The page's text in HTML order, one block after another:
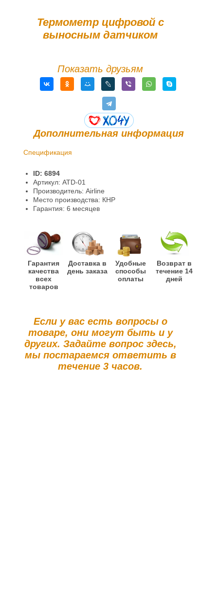
Термометр цифровой с
выносным датчиком
Показать друзьям
Дополнительная информация
Спецификация
Гарантии и возврат
ID: 6894
Артикул: ATD-01
Производитель: Airline
Место производства: КНР
Гарантия: 6 месяцев
Гарантия
качества
всех
товаров
Доставка в
день заказа
Удобные
способы
оплаты
Возврат в
течение 14
дней
Если у вас есть вопросы о
товаре, они могут быть и у
других. Задайте вопрос здесь,
мы постараемся ответить в
течение 3 часов.